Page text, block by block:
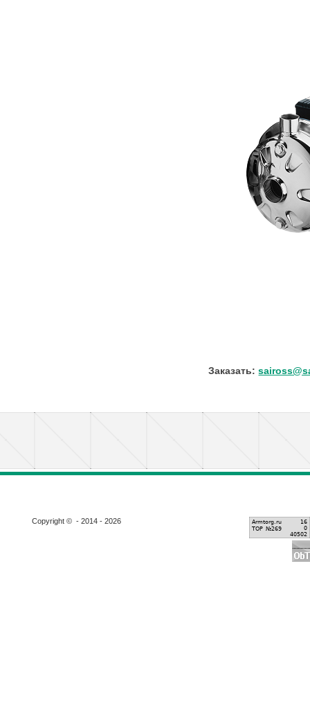
Заказать:
Copyright © - 2014 - 2026